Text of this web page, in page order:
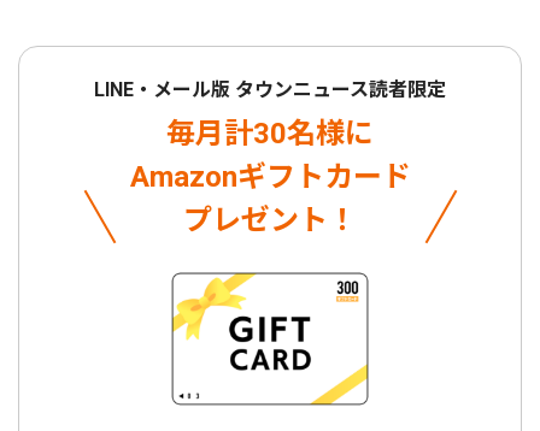
LINE・メール版 タウンニュース読者限定
毎月計30名様に
Amazonギフトカード
プレゼント！